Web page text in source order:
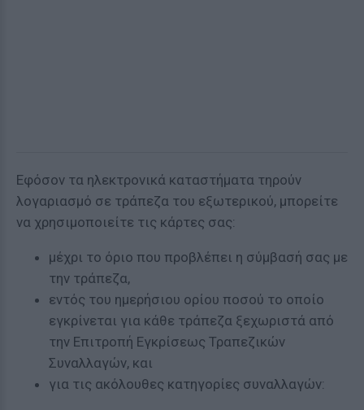
Εφόσον τα ηλεκτρονικά καταστήματα τηρούν
λογαριασμό σε τράπεζα του εξωτερικού, μπορείτε
να χρησιμοποιείτε τις κάρτες σας:
μέχρι το όριο που προβλέπει η σύμβασή σας με
την τράπεζα,
εντός του ημερήσιου ορίου ποσού το οποίο
εγκρίνεται για κάθε τράπεζα ξεχωριστά από
την Επιτροπή Εγκρίσεως Τραπεζικών
Συναλλαγών, και
για τις ακόλουθες κατηγορίες συναλλαγών: